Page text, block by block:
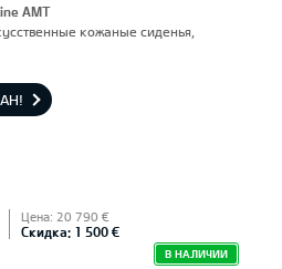
AMT
кожаные сиденья,
Цена: 20 790 €
Скидка: 1 500 €
В НАЛИЧИИ